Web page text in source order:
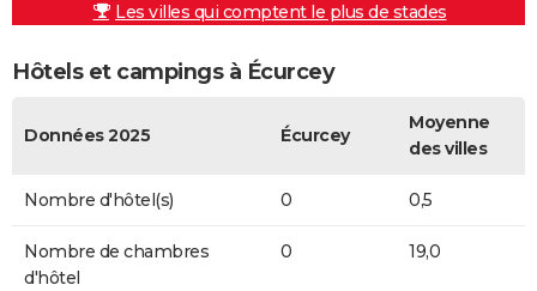
Les villes qui comptent le plus de stades
Hôtels et campings à Écurcey
Données 2025 Écurcey
Moyenne
des villes
Nombre d'hôtel(s) 0 0,5
Nombre de chambres
d'hôtel
0 19,0